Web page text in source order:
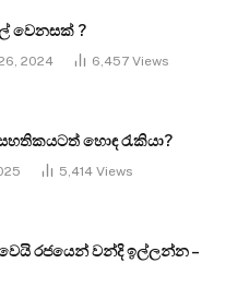
වෙනසක් ?
2024 6,457 Views
හොඳ රැකියා?
5,414 Views
රජයෙන් වන්දි ඉල්ලන්න –